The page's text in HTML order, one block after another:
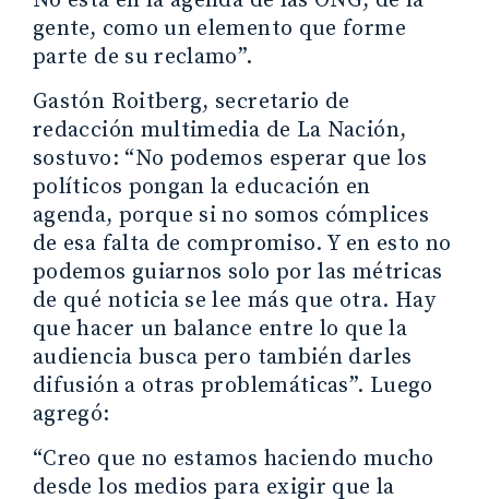
gente, como un elemento que forme
parte de su reclamo”.
Gastón Roitberg, secretario de
redacción multimedia de La Nación,
sostuvo: “No podemos esperar que los
políticos pongan la educación en
agenda, porque si no somos cómplices
de esa falta de compromiso. Y en esto no
podemos guiarnos solo por las métricas
de qué noticia se lee más que otra. Hay
que hacer un balance entre lo que la
audiencia busca pero también darles
difusión a otras problemáticas”. Luego
agregó:
“Creo que no estamos haciendo mucho
desde los medios para exigir que la